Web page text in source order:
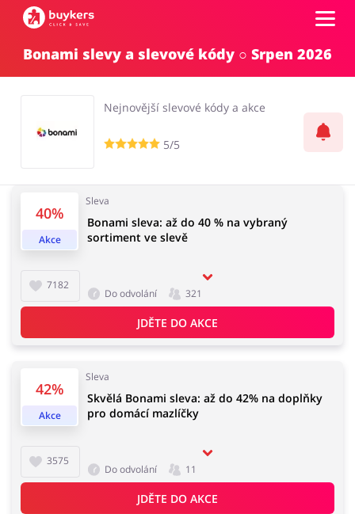
Kategorie
Šperky a hodinky
Pro děti Dům, interiér a zahrada
Knihy, filmy, hry a hudba
Finance a pojištění Počítače foto a elektronika
Přihlásit se
Bonami slevy a slevové kódy ○ Srpen 2026
Nejnovější slevové kódy a akce
5/5
40%
Akce
Sleva
7182
Bonami sleva: až do 40 % na vybraný
sortiment ve slevě
Do odvolání 321
JDĚTE DO AKCE
42%
Akce
Sleva
3575
Skvělá Bonami sleva: až do 42% na doplňky
pro domácí mazlíčky
Do odvolání 11
JDĚTE DO AKCE